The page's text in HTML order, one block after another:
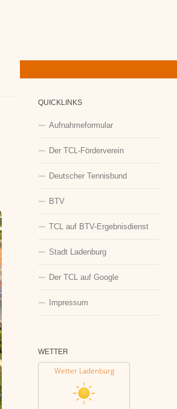
QUICKLINKS
Aufnahmeformular
Der TCL-Förderverein
Deutscher Tennisbund
BTV
TCL auf BTV-Ergebnisdienst
Stadt Ladenburg
Der TCL auf Google
Impressum
WETTER
Wetter Ladenburg